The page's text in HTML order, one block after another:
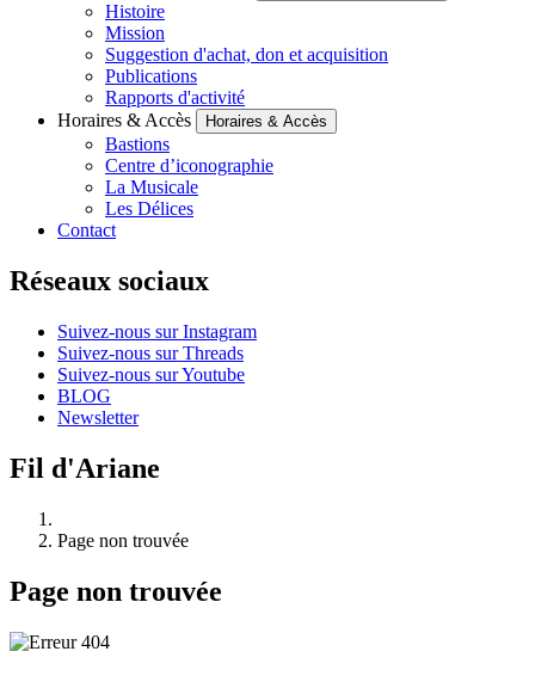
Histoire
Mission
Suggestion d'achat, don et acquisition
Publications
Rapports d'activité
Horaires & Accès
Horaires & Accès
Bastions
Centre d’iconographie
La Musicale
Les Délices
Contact
Réseaux sociaux
Suivez-nous sur Instagram
Suivez-nous sur Threads
Suivez-nous sur Youtube
BLOG
Newsletter
Fil d'Ariane
Page non trouvée
Page non trouvée